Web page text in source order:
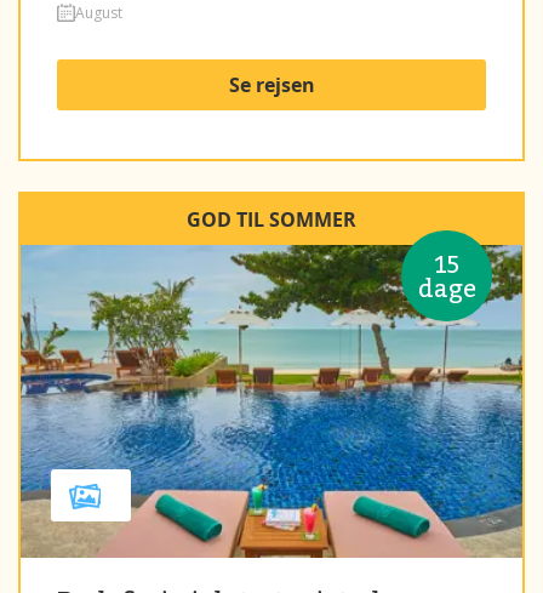
August
Se rejsen
15
dage
GOD TIL SOMMER